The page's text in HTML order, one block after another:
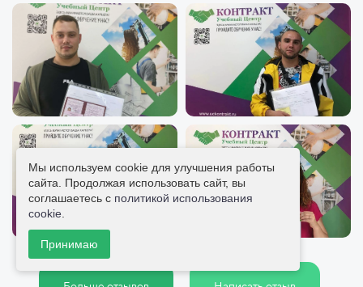
Мы используем cookie для улучшения работы
сайта. Продолжая использовать сайт, вы
соглашаетесь с политикой использования
cookie
Принимаю